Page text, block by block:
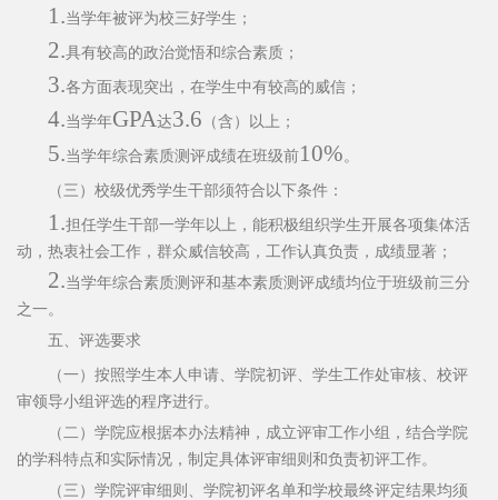
1.当学年被评为校三好学生；
2.具有较高的政治觉悟和综合素质；
3.各方面表现突出，在学生中有较高的威信；
4.当学年GPA达3.6 （含）以上；
5.当学年综合素质测评成绩在班级前10% 。
（三）校级优秀学生干部须符合以下条件：
1.担任学生干部一学年以上，能积极组织学生开展各项集体活
动，热衷社会工作，群众威信较高，工作认真负责，成绩显著；
2.当学年综合素质测评和基本素质测评成绩均位于班级前三分
之一。
五、评选要求
（一）按照学生本人申请、学院初评、学生工作处审核、校评
审领导小组评选的程序进行。
（二）学院应根据本办法精神，成立评审工作小组，结合学院
的学科特点和实际情况，制定具体评审细则和负责初评工作。
（三）学院评审细则、学院初评名单和学校最终评定结果均须